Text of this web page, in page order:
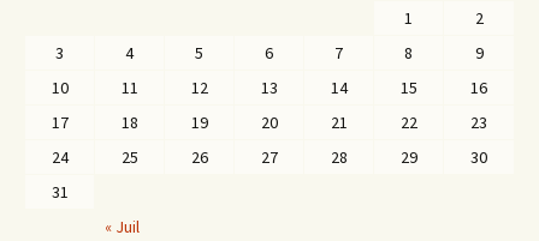
1
2
3
4 5 6 7 8
9
10
11 12 13 14 15
16
17
18 19 20 21 22
23
24
25 26 27 28 29
30
31
« Juil